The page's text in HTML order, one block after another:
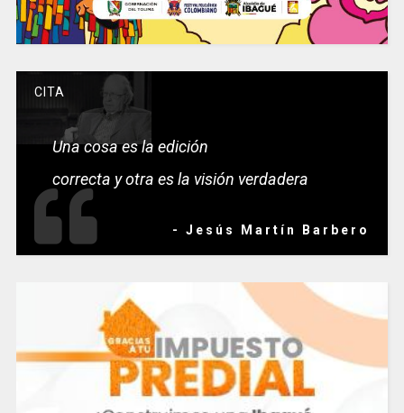
CITA
Una cosa es la edición
correcta y otra es la visión verdadera
- Jesús Martín Barbero